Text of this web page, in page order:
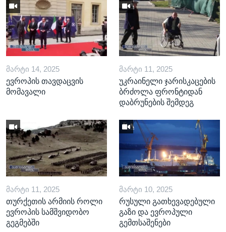
ᲛᲐᲠᲢᲘ 14, 2025
ევროპის თავდაცვის
მომავალი
ᲛᲐᲠᲢᲘ 11, 2025
უკრაინელი ჯარისკაცების
ბრძოლა ფრონტიდან
დაბრუნების შემდეგ
ᲛᲐᲠᲢᲘ 11, 2025
თურქეთის არმიის როლი
ევროპის სამშვიდობო
გეგმებში
ᲛᲐᲠᲢᲘ 10, 2025
რუსული გათხევადებული
გაზი და ევროპული
გემთსაშენები